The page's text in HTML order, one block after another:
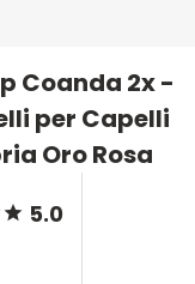
Coanda 2x -
per Capelli
Oro Rosa
5.0